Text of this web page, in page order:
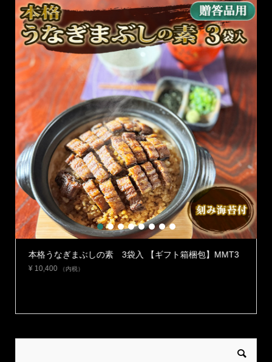
本格うなぎまぶしの素 3袋入 【ギフト箱梱包】MMT3
¥10,400 （内税）
1 2 3 4 5 6 7 8